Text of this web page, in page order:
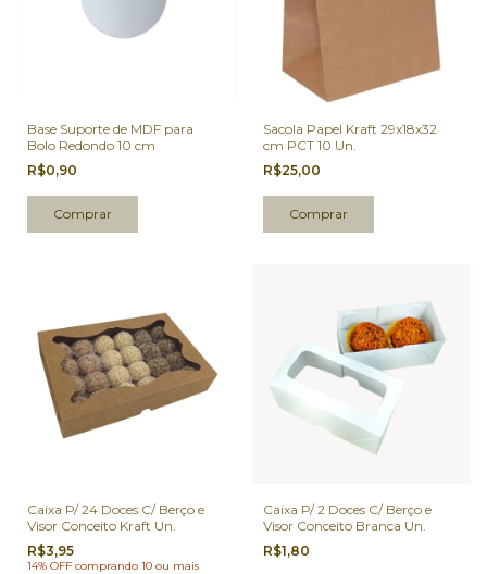
Base Suporte de MDF para
Bolo Redondo 10 cm
R$0,90
Sacola Papel Kraft 29x18x32
cm PCT 10 Un.
R$25,00
Caixa P/ 24 Doces C/ Berço e
Visor Conceito Kraft Un.
R$3,95
14% OFF comprando 10 ou mais
Caixa P/ 2 Doces C/ Berço e
Visor Conceito Branca Un.
R$1,80